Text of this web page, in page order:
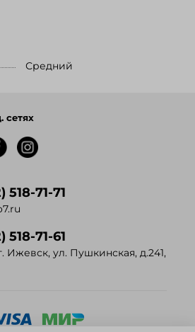
Средний
сетях
518-71-71
518-71-61
Ижевск, ул. Пушкинская, д.241,